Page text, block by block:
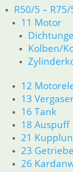
R50/5 – R75/
11 Motor
Kolben/
12
13
16 Tank
18 Auspuff
21
23 Getriebe
26
Alle 2
1.280,00€
Artikelnummer:
inkl. MwSt.
zzgl.
In den